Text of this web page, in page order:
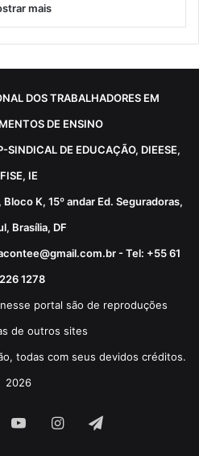
mais
DOS TRABALHADORES EM
DE ENSINO
DE EDUCAÇÃO, DIEESE,
FISE, IE
K, 15º andar Ed. Seguradoras,
Brasília, DF
- Tel: +55 61
1278
portal são de reproduções
de outros sites
todas com seus devidos créditos.
2026
YouTubeInstagram